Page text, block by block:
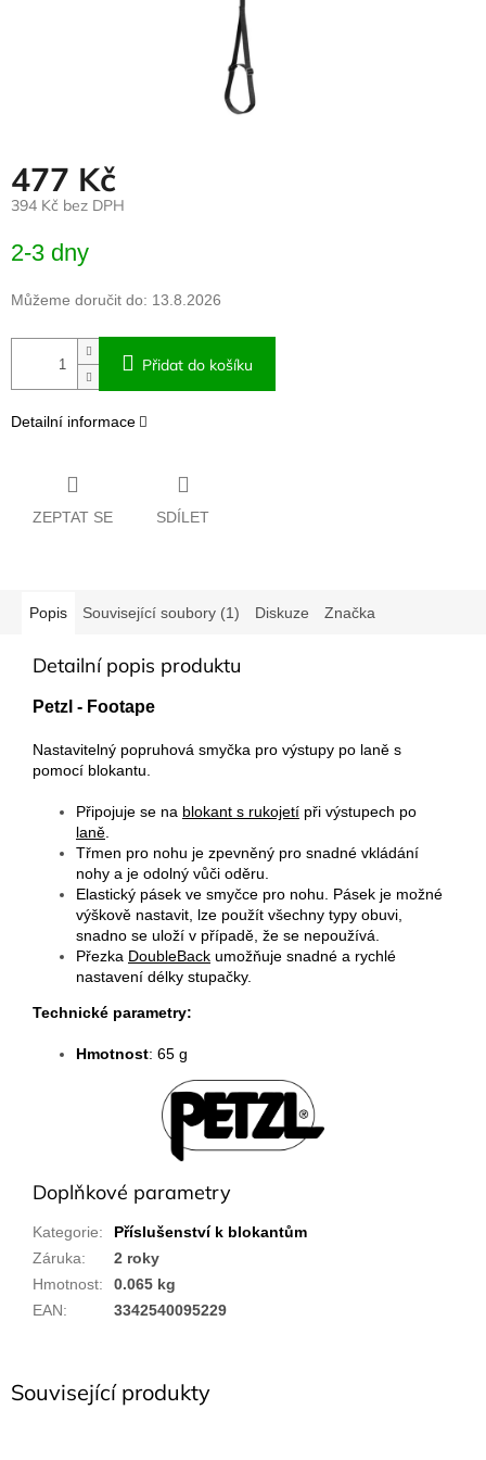
477 Kč
394 Kč bez DPH
cena:
2-3 dny
Můžeme doručit do: 13.8.2026
Přidat do košíku
Detailní informace
ZEPTAT SE SDÍLET
Související produkty
Popis Související soubory (1) Diskuze Značka
Detailní popis produktu
Petzl - Footape
Nastavitelný popruhová smyčka pro výstupy po laně s
pomocí blokantu.
Připojuje se na blokant s rukojetí při výstupech po
laně
Třmen pro nohu je zpevněný pro snadné vkládání
nohy a je odolný vůči oděru.
Elastický pásek ve smyčce pro nohu. Pásek je možné
výškově nastavit, lze použít všechny typy obuvi,
snadno se uloží v případě, že se nepoužívá.
Přezka DoubleBack umožňuje snadné a rychlé
nastavení délky stupačky.
Technické parametry:
Hmotnost: 65 g
Doplňkové parametry
Kategorie:
Příslušenství k blokantům
Záruka:
2 roky
Hmotnost:
0.065 kg
EAN: 3342540095229